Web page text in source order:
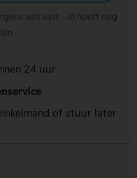
aan vast · Je hoeft nog
24 uur
of stuur later